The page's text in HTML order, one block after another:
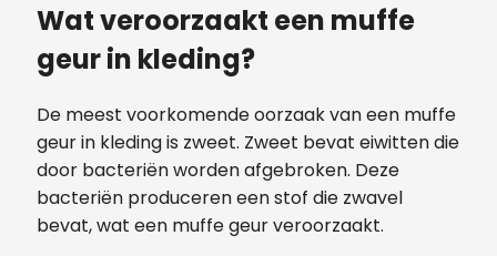
Wat veroorzaakt een muffe
geur in kleding?
De meest voorkomende oorzaak van een muffe
geur in kleding is zweet. Zweet bevat eiwitten die
door bacteriën worden afgebroken. Deze
bacteriën produceren een stof die zwavel
bevat, wat een muffe geur veroorzaakt.